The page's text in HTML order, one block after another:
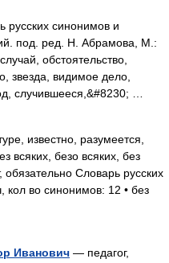
синонимов и
под. ред. Н. Абрамова, М.:
обстоятельство,
звезда, видимое дело,
случившееся,&#8230; …
известно, разумеется,
всяких, безо всяких, без
обязательно Словарь русских
кол во синонимов: 12 • без
Иванович — педагог,